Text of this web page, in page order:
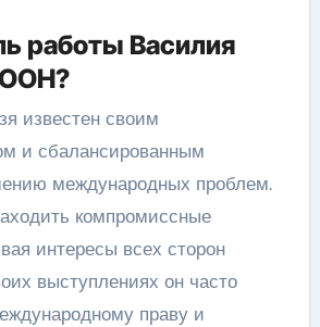
работы Василия
ООН?
известен своим
и сбалансированным
международных проблем.
компромиссные
интересы всех сторон
выступлениях он часто
праву и